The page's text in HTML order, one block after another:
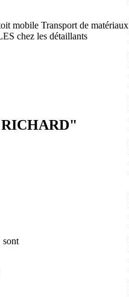
mobile Transport de matériaux
chez les détaillants